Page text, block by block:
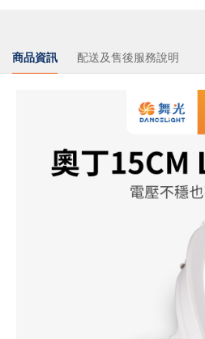
商品資訊 配送及售後服務說明